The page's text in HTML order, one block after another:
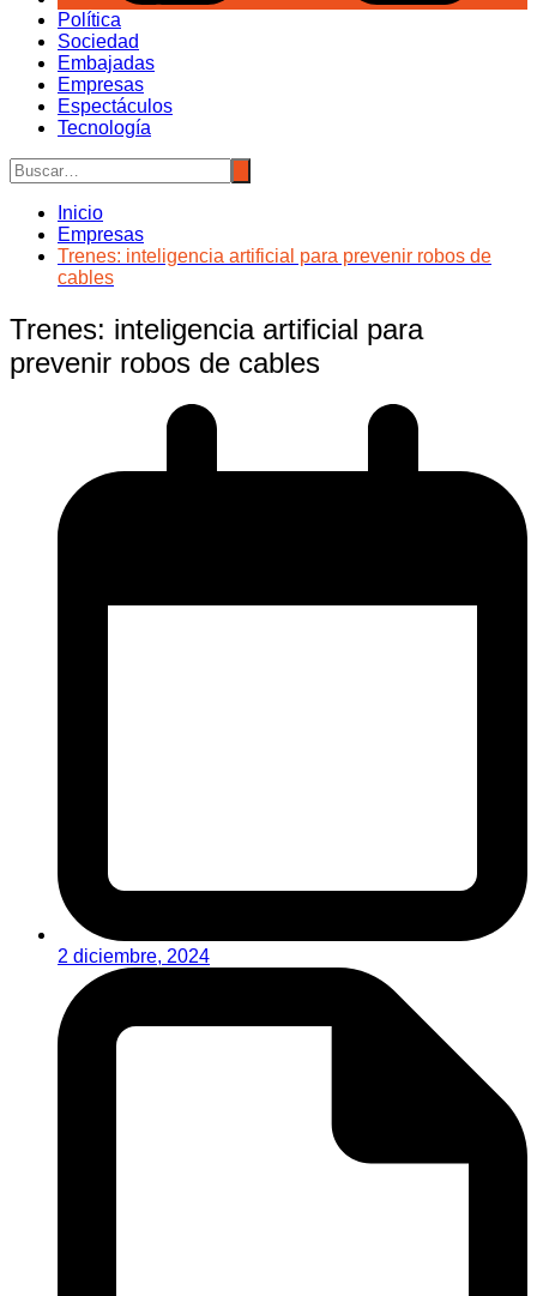
Política
Sociedad
Embajadas
Empresas
Espectáculos
Tecnología
Inicio
Empresas
Trenes: inteligencia artificial para prevenir robos de
cables
Trenes: inteligencia artificial para
prevenir robos de cables
2 diciembre, 2024